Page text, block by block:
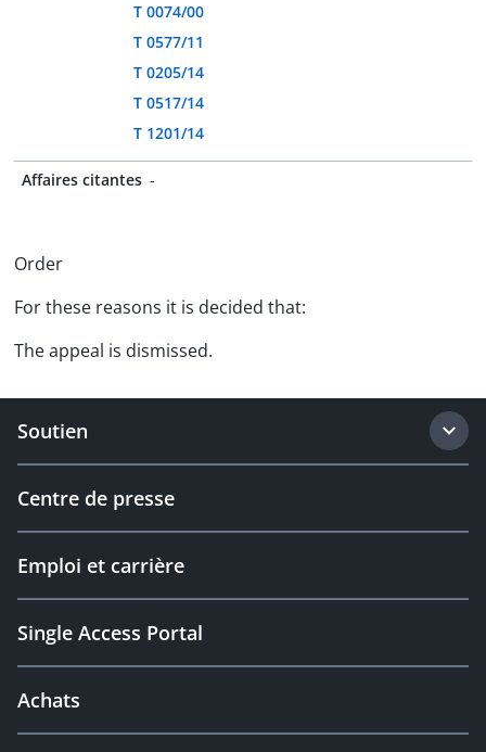
T 0074/00
T 0577/11
T 0205/14
T 0517/14
T 1201/14
Affaires citantes -
Order
For these reasons it is decided that:
The appeal is dismissed.
Soutien
Centre de presse
Emploi et carrière
Single Access Portal
Achats